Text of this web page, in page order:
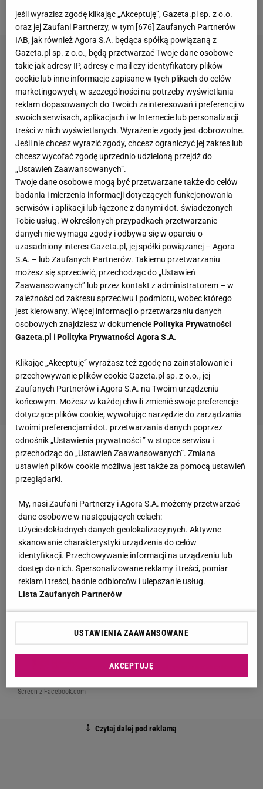
piosenkarki. Jak się okazuje, zdała ją świetnie:
fajnie :) U nas stopnie sa odwrotnie jak w
Polsce. 1 jest najlepsza. Ja zdalam WOS na
2, Polski 1, Czeski 1, Angielski 1. Czyli nad
napisała.
Screen z Facebook.com
Screen z Facebook.com
jeśli wyrazisz zgodę klikając „Akceptuję”, Gazeta.pl sp. z o.o.
oraz jej Zaufani Partnerzy, w tym [676] Zaufanych Partnerów
IAB, jak również Agora S.A. będąca spółką powiązaną z
Gazeta.pl sp. z o.o., będą przetwarzać Twoje dane osobowe
takie jak adresy IP, adresy e-mail czy identyfikatory plików
cookie lub inne informacje zapisane w tych plikach do celów
marketingowych, w szczególności na potrzeby wyświetlania
reklam dopasowanych do Twoich zainteresowań i preferencji w
swoich serwisach, aplikacjach i w Internecie lub personalizacji
treści w nich wyświetlanych. Wyrażenie zgody jest dobrowolne.
Jeśli nie chcesz wyrazić zgody, chcesz ograniczyć jej zakres lub
chcesz wycofać zgodę uprzednio udzieloną przejdź do
„Ustawień Zaawansowanych”.
Twoje dane osobowe mogą być przetwarzane także do celów
badania i mierzenia informacji dotyczących funkcjonowania
serwisów i aplikacji lub łączone z danymi dot. świadczonych
Tobie usług. W określonych przypadkach przetwarzanie
danych nie wymaga zgody i odbywa się w oparciu o
uzasadniony interes Gazeta.pl, jej spółki powiązanej – Agora
S.A. – lub Zaufanych Partnerów. Takiemu przetwarzaniu
możesz się sprzeciwić, przechodząc do „Ustawień
Zaawansowanych” lub przez kontakt z administratorem – w
zależności od zakresu sprzeciwu i podmiotu, wobec którego
jest kierowany. Więcej informacji o przetwarzaniu danych
osobowych znajdziesz w dokumenciePolityka Prywatności
Gazeta.pl iPolityka Prywatności Agora S.A.
Klikając „Akceptuję” wyrażasz też zgodę na zainstalowanie i
przechowywanie plików cookie Gazeta.pl sp. z o.o., jej
Zaufanych Partnerów i Agora S.A. na Twoim urządzeniu
końcowym. Możesz w każdej chwili zmienić swoje preferencje
dotyczące plików cookie, wywołując narzędzie do zarządzania
twoimi preferencjami dot. przetwarzania danych poprzez
odnośnik „Ustawienia prywatności ” w stopce serwisu i
przechodząc do „Ustawień Zaawansowanych”. Zmiana
ustawień plików cookie możliwa jest także za pomocą ustawień
przeglądarki.
My, nasi Zaufani Partnerzy i Agora S.A. możemy przetwarzać
dane osobowe w następujących celach:
Użycie dokładnych danych geolokalizacyjnych. Aktywne
skanowanie charakterystyki urządzenia do celów
identyfikacji. Przechowywanie informacji na urządzeniu lub
dostęp do nich. Spersonalizowane reklamy i treści, pomiar
reklam i treści, badnie odbiorców i ulepszanie usług.
Lista Zaufanych Partnerów
USTAWIENIA ZAAWANSOWANE
AKCEPTUJĘ